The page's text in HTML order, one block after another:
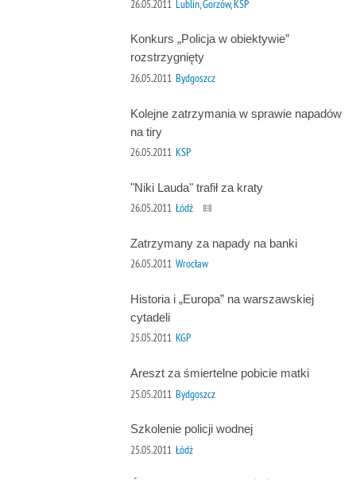
26.05.2011 Lublin, Gorzów, KSP
Konkurs „Policja w obiektywie”
rozstrzygnięty
26.05.2011 Bydgoszcz
Kolejne zatrzymania w sprawie napadów
na tiry
26.05.2011 KSP
"Niki Lauda" trafił za kraty
26.05.2011 Łódź
Zatrzymany za napady na banki
26.05.2011 Wrocław
Historia i „Europa” na warszawskiej
cytadeli
25.05.2011 KGP
Areszt za śmiertelne pobicie matki
25.05.2011 Bydgoszcz
Szkolenie policji wodnej
25.05.2011 Łódź